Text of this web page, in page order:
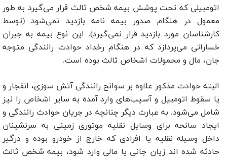
اتومبیلی که تحت پوشش بیمه شخص ثالث قرار می‌گیرد به طور
معمول در هنگام صدور بیمه نامه بازدید نمی‌شود (توسط
کارشناسان مورد بازدید قرار نمی‌گیرد). این نوع بیمه به جبران
خساراتی می‌پردازد که در هنگام رخداد حوادث رانندگی متوجه
جان، مال و محمولات اشخاص ثالث بوده است.
البته حوادث مذکور علاوه بر سوانح رانندگی آتش سوزی، انفجار و
یا سقوط اتومبیل و آسیب‌های وارد آمده به سایر اشخاص را نیز
شامل می‌شود. به عبارت دیگر چنانچه در جریان حوادث رانندگی و
ایجاد سانحه برای وسایل نقلیه موتوری زمینی به سرنشینان
داخل وسیله نقلیه یا افرادی که خارج از خودرو بوده و درگیر
حادثه شده اند زیان جانی یا مالی وارد شود، بیمه شخص ثالث